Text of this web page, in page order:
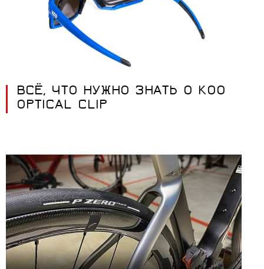
ВСЁ, ЧТО НУЖНО ЗНАТЬ О KOO
OPTICAL CLIP